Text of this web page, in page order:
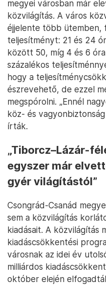
megyei városban már
közvilágítás. A város
éjjelente több ütemben,
teljesítményt: 21 és 24
között 50, míg 4 és 6
százalékos
hogy a
észrevehető, de ezzel
megspórolni. „Ennél
köz- és
írták.
„Tiborcz–Lázár-
egyszer már
gyér világítástól”
Csongrád-Csanád
sem a közvilágítás
kiadásait. A közvilágítás
kiadáscsökkentési
városnak az idei év
milliárdos
október elején